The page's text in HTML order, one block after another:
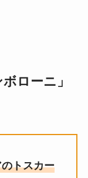
ローニ」
トスカー